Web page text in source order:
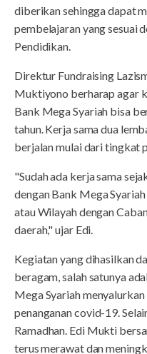
diberikan sehingga dapat
pembelajaran yang sesuai
Pendidikan.
Direktur Fundraising
Muktiyono berharap agar
Bank Mega Syariah bisa
tahun. Kerja sama dua
berjalan mulai dari tingkat
"Sudah ada kerja sama
dengan Bank Mega
atau Wilayah dengan
daerah," ujar Edi.
Kegiatan yang dihasilkan
beragam, salah satunya
Mega Syariah
penanganan covid-19.
Ramadhan. Edi Mukti
terus merawat dan